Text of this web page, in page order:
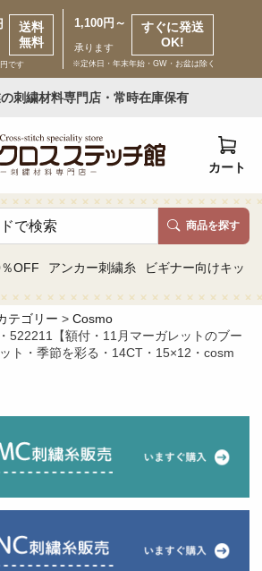
送料
無料
です
1,100円～
承ります
すぐに発送
OK!
※定休日・年末年始・GW・お盆は除く
刺繍材料専門店・常時在庫保有
カート
商品を探す
OFF アンカー刺繍糸 ビギナー向けキット
っしゃいませ ゲスト 様
す
から探す
テゴリー
Cosmo
522211【額付・11月マーガレットのブー
ト・季節を彩る・14CT・15×12・cosm